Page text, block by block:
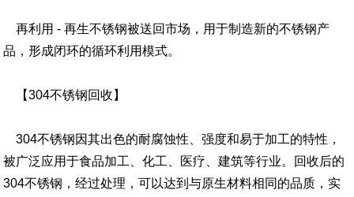
再利用 - 再生不锈钢被送回市场，用于制造新的不锈钢产
品，形成闭环的循环利用模式。
【304不锈钢回收】
304不锈钢因其出色的耐腐蚀性、强度和易于加工的特性，
被广泛应用于食品加工、化工、医疗、建筑等行业。回收后的
304不锈钢，经过处理，可以达到与原生材料相同的品质，实